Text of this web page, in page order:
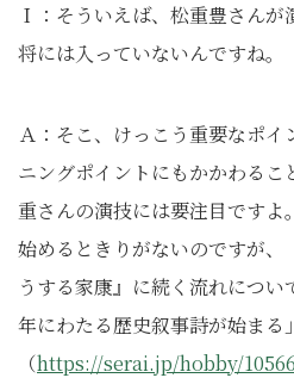
Ｉ：そういえば、松重豊さん
将には入っていないんですね。
Ａ：そこ、けっこう重要なポイ
ニングポイントにもかかわる
重さんの演技には要注目です
始めるときりがないのですが、
うする家康』に続く流れについ
年にわたる歴史叙事詩が始まる
（https://serai.jp/hobby/